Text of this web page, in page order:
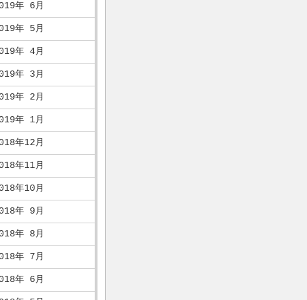
年 6月
年 5月
年 4月
年 3月
年 2月
年 1月
年12月
年11月
年10月
年 9月
年 8月
年 7月
年 6月